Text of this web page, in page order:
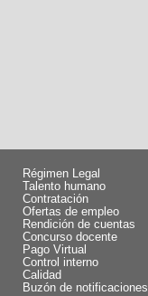
Régimen Legal
Talento humano
Contratación
Ofertas de empleo
Rendición de cuentas
Concurso docente
Pago Virtual
Control interno
Calidad
Buzón de notificaciones